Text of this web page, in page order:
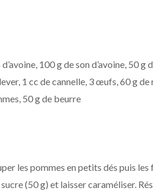
100 g de son d’avoine, 50
1 cc de cannelle, 3 œufs, 60 g de
50 g de beurre
les pommes en petits dés puis les
(50 g) et laisser caraméliser.